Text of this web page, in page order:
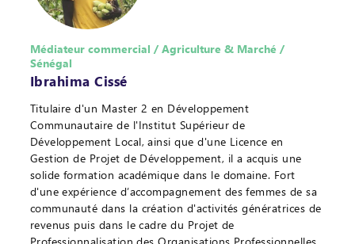
Médiateur commercial / Agriculture & Marché /
Sénégal
Ibrahima Cissé
Titulaire d'un Master 2 en Développement
Communautaire de l'Institut Supérieur de
Développement Local, ainsi que d'une Licence en
Gestion de Projet de Développement, il a acquis une
solide formation académique dans le domaine. Fort
d'une expérience d’accompagnement des femmes de sa
communauté dans la création d'activités génératrices de
revenus puis dans le cadre du Projet de
Professionnalisation des Organisations Professionnelles